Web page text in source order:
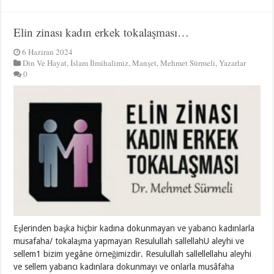
Elin zinası kadın erkek tokalaşması…
6 Haziran 2024
Din Ve Hayat,İslam İlmihalimiz,Manşet,Mehmet Sürmeli,Yazarlar
0
Eşlerinden başka hiçbir kadına dokunmayan ve yabancı kadınlarla
musafaha/ tokalaşma yapmayan Resulullah sallellahU aleyhi ve
sellem1 bizim yegâne örneğimizdir. Resulullah sallellellahu aleyhi
ve sellem yabancı kadınlara dokunmayı ve onlarla musâfaha